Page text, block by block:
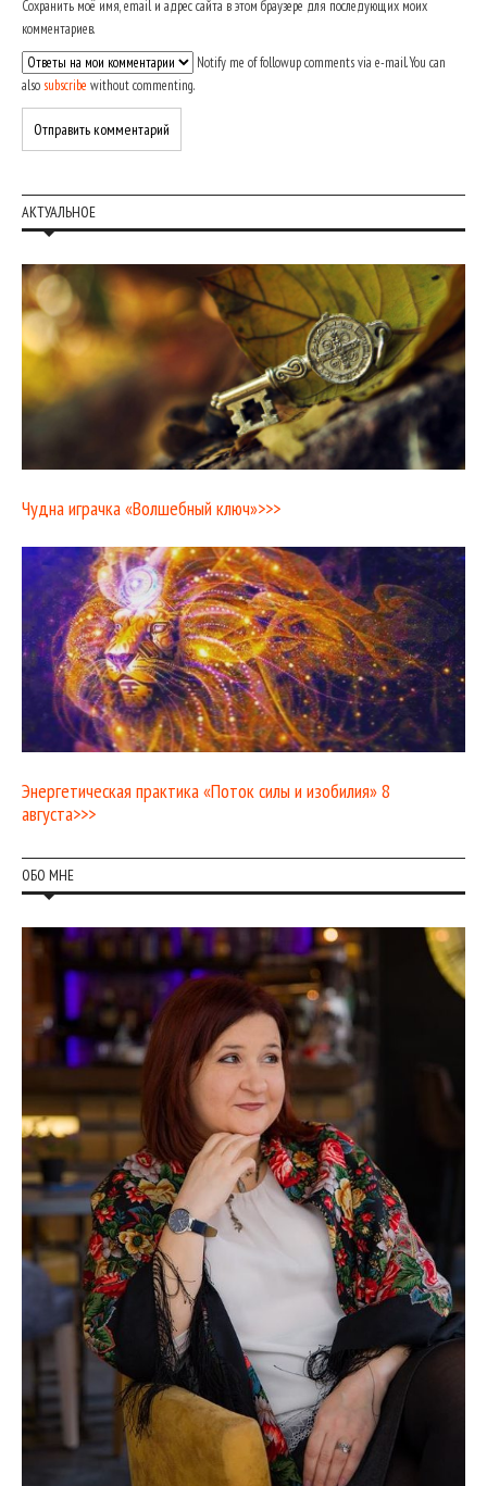
Сохранить моё имя, email и адрес сайта в этом браузере для последующих моих
комментариев.
Notify me of followup comments via e-mail. You can
also subscribe without commenting.
АКТУАЛЬНОЕ
Чудна играчка «Волшебный ключ»>>>
Энергетическая практика «Поток силы и изобилия» 8
августа>>>
ОБО МНЕ